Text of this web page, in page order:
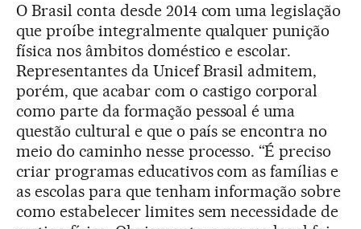
O Brasil conta desde 2014 com uma legislação
que proíbe integralmente qualquer punição
física nos âmbitos doméstico e escolar.
Representantes da Unicef Brasil admitem,
porém, que acabar com o castigo corporal
como parte da formação pessoal é uma
questão cultural e que o país se encontra no
meio do caminho nesse processo. “É preciso
criar programas educativos com as famílias e
as escolas para que tenham informação sobre
como estabelecer limites sem necessidade de